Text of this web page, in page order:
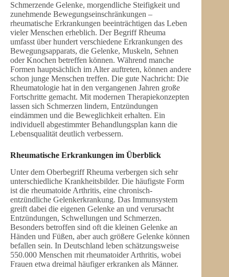
Schmerzende Gelenke, morgendliche Steifigkeit und
zunehmende Bewegungseinschränkungen –
rheumatische Erkrankungen beeinträchtigen das Leben
vieler Menschen erheblich. Der Begriff Rheuma
umfasst über hundert verschiedene Erkrankungen des
Bewegungsapparats, die Gelenke, Muskeln, Sehnen
oder Knochen betreffen können. Während manche
Formen hauptsächlich im Alter auftreten, können andere
schon junge Menschen treffen. Die gute Nachricht: Die
Rheumatologie hat in den vergangenen Jahren große
Fortschritte gemacht. Mit modernen Therapiekonzepten
lassen sich Schmerzen lindern, Entzündungen
eindämmen und die Beweglichkeit erhalten. Ein
individuell abgestimmter Behandlungsplan kann die
Lebensqualität deutlich verbessern.
Rheumatische Erkrankungen im Überblick
Unter dem Oberbegriff Rheuma verbergen sich sehr
unterschiedliche Krankheitsbilder. Die häufigste Form
ist die rheumatoide Arthritis, eine chronisch-
entzündliche Gelenkerkrankung. Das Immunsystem
greift dabei die eigenen Gelenke an und verursacht
Entzündungen, Schwellungen und Schmerzen.
Besonders betroffen sind oft die kleinen Gelenke an
Händen und Füßen, aber auch größere Gelenke können
befallen sein. In Deutschland leben schätzungsweise
550.000 Menschen mit rheumatoider Arthritis, wobei
Frauen etwa dreimal häufiger erkranken als Männer.